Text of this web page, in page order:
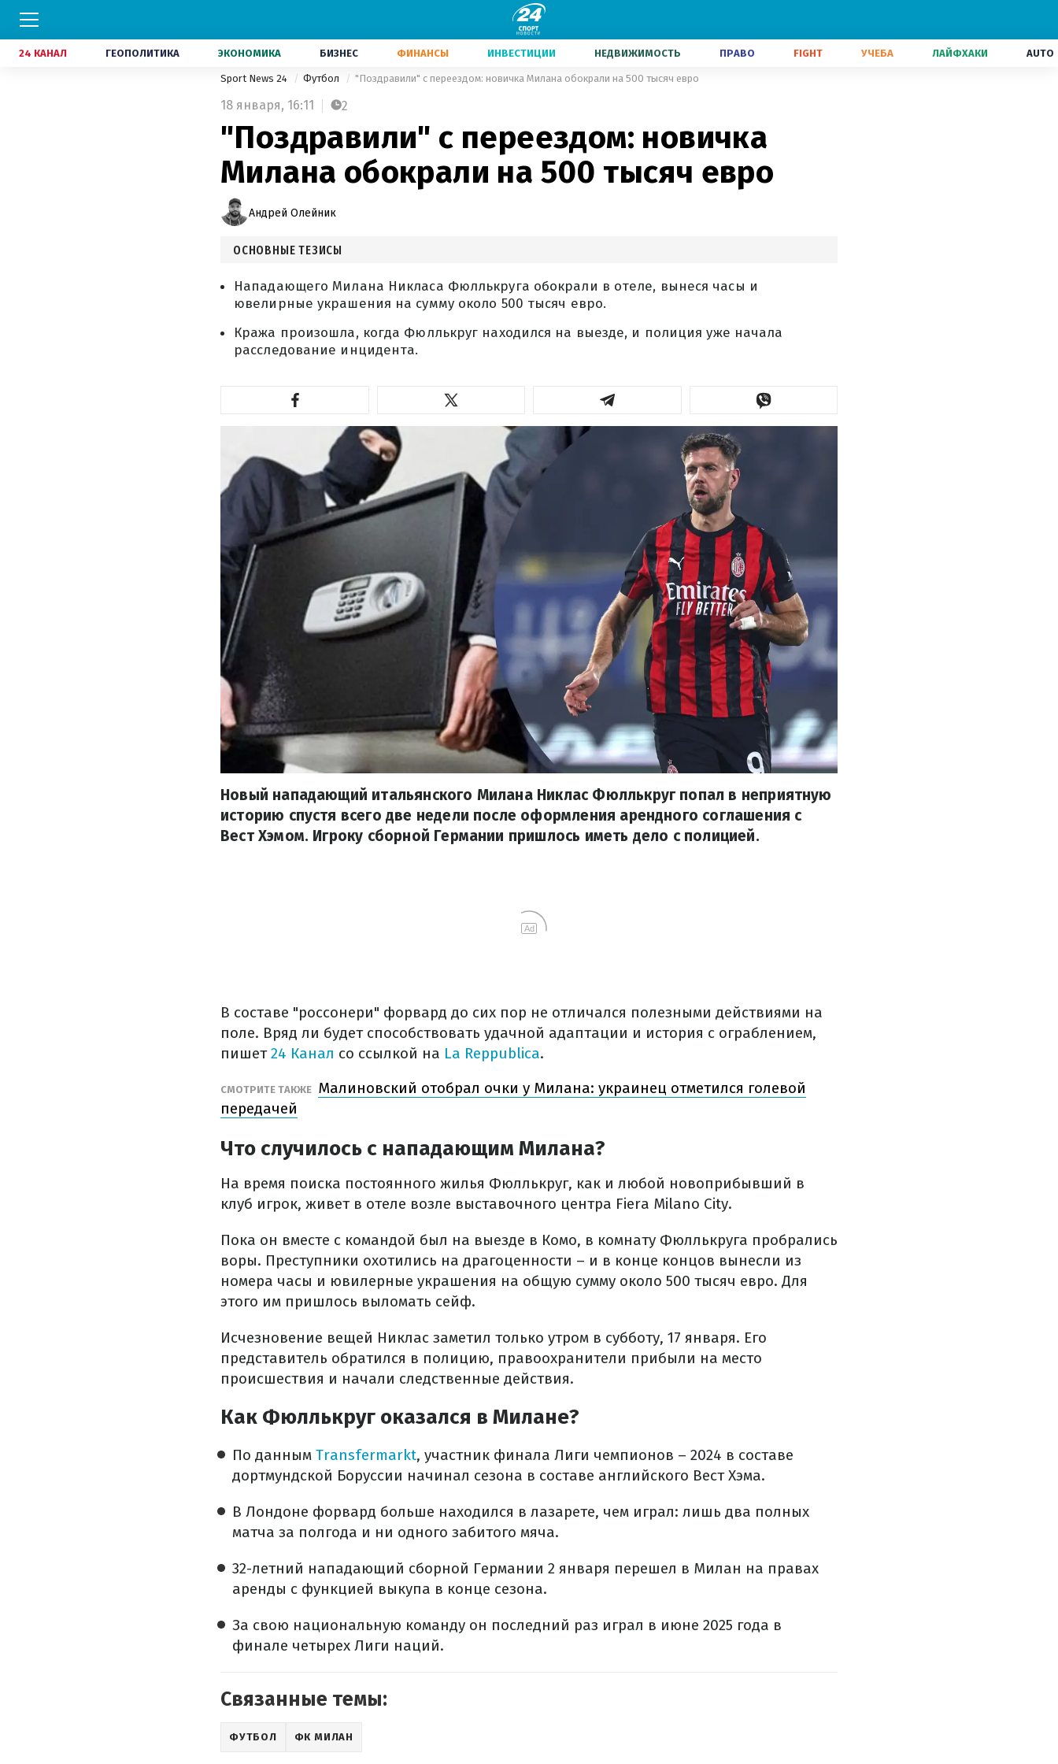
24 КАНАЛ ГЕОПОЛИТИКА ЭКОНОМИКА БИЗНЕС ФИНАНСЫ ИНВЕСТИЦИИ НЕДВИЖИМОСТЬ ПРАВО FIGHT УЧЕБА ЛАЙФХАКИ AUTO
Sport News 24 Футбол "Поздравили" с переездом: новичка Милана обокрали на 500 тысяч евро
18 января, 16:11 2
"Поздравили" с переездом: новичка
Милана обокрали на 500 тысяч евро
Андрей Олейник
ОСНОВНЫЕ ТЕЗИСЫ
Нападающего Милана Никласа Фюллькруга обокрали в отеле, вынеся часы и
ювелирные украшения на сумму около 500 тысяч евро.
Кража произошла, когда Фюллькруг находился на выезде, и полиция уже начала
расследование инцидента.
Новый нападающий итальянского Милана Никлас Фюллькруг попал в неприятную
историю спустя всего две недели после оформления арендного соглашения с
Вест Хэмом. Игроку сборной Германии пришлось иметь дело с полицией.
Ad
В составе "россонери" форвард до сих пор не отличался полезными действиями на
поле. Вряд ли будет способствовать удачной адаптации и история с ограблением,
пишет24 Канал со ссылкой на La Reppublica.
СМОТРИТЕ ТАКЖЕ Малиновский отобрал очки у Милана: украинец отметился голевой
передачей
Что случилось с нападающим Милана?
На время поиска постоянного жилья Фюллькруг, как и любой новоприбывший в
клуб игрок, живет в отеле возле выставочного центра Fiera Milano City.
Пока он вместе с командой был на выезде в Комо, в комнату Фюллькруга пробрались
воры. Преступники охотились на драгоценности – и в конце концов вынесли из
номера часы и ювилерные украшения на общую сумму около 500 тысяч евро. Для
этого им пришлось выломать сейф.
Исчезновение вещей Никлас заметил только утром в субботу, 17 января. Его
представитель обратился в полицию, правоохранители прибыли на место
происшествия и начали следственные действия.
Как Фюллькруг оказался в Милане?
По данным Transfermarkt, участник финала Лиги чемпионов – 2024 в составе
дортмундской Боруссии начинал сезона в составе английского Вест Хэма.
В Лондоне форвард больше находился в лазарете, чем играл: лишь два полных
матча за полгода и ни одного забитого мяча.
32-летний нападающий сборной Германии 2 января перешел в Милан на правах
аренды с функцией выкупа в конце сезона.
За свою национальную команду он последний раз играл в июне 2025 года в
финале четырех Лиги наций.
Связанные темы:
ФУТБОЛ ФК МИЛАН